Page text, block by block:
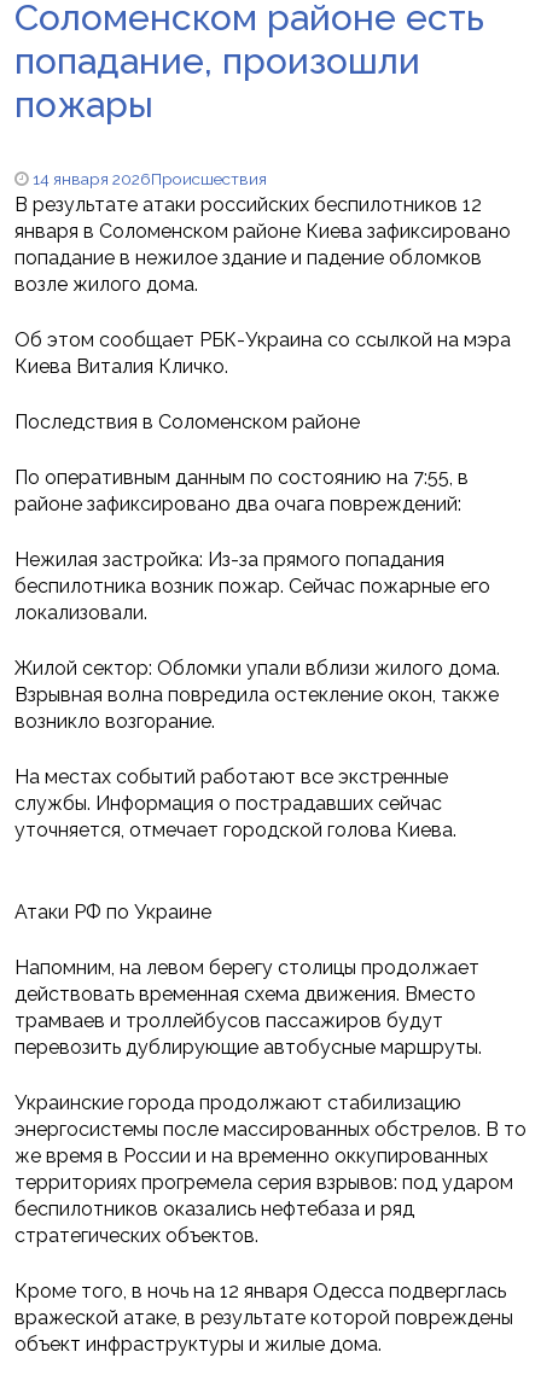
Соломенском районе есть
попадание, произошли
пожары
14 января 2026Происшествия
В результате атаки российских беспилотников 12
января в Соломенском районе Киева зафиксировано
попадание в нежилое здание и падение обломков
возле жилого дома.
Об этом сообщает РБК-Украина со ссылкой на мэра
Киева Виталия Кличко.
Последствия в Соломенском районе
По оперативным данным по состоянию на 7:55, в
районе зафиксировано два очага повреждений:
Нежилая застройка: Из-за прямого попадания
беспилотника возник пожар. Сейчас пожарные его
локализовали.
Жилой сектор: Обломки упали вблизи жилого дома.
Взрывная волна повредила остекление окон, также
возникло возгорание.
На местах событий работают все экстренные
службы. Информация о пострадавших сейчас
уточняется, отмечает городской голова Киева.
Атаки РФ по Украине
Напомним, на левом берегу столицы продолжает
действовать временная схема движения. Вместо
трамваев и троллейбусов пассажиров будут
перевозить дублирующие автобусные маршруты.
Украинские города продолжают стабилизацию
энергосистемы после массированных обстрелов. В то
же время в России и на временно оккупированных
территориях прогремела серия взрывов: под ударом
беспилотников оказались нефтебаза и ряд
стратегических объектов.
Кроме того, в ночь на 12 января Одесса подверглась
вражеской атаке, в результате которой повреждены
объект инфраструктуры и жилые дома.